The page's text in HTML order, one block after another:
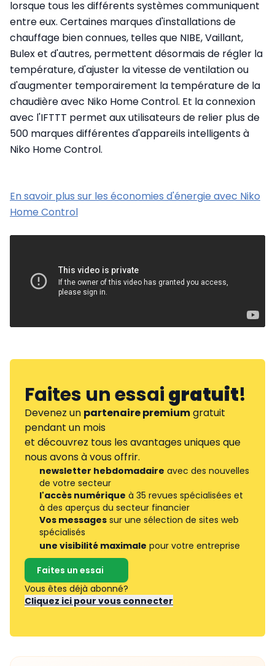
lorsque tous les différents systèmes communiquent
entre eux. Certaines marques d'installations de
chauffage bien connues, telles que NIBE, Vaillant,
Bulex et d'autres, permettent désormais de régler la
température, d'ajuster la vitesse de ventilation ou
d'augmenter temporairement la température de la
chaudière avec Niko Home Control. Et la connexion
avec l'IFTTT permet aux utilisateurs de relier plus de
500 marques différentes d'appareils intelligents à
Niko Home Control.
En savoir plus sur les économies d'énergie avec Niko
Home Control
Faites un essaigratuit!
Devenez un partenaire premiumgratuit
pendant un mois
et découvrez tous les avantages uniques que
nous avons à vous offrir.
newsletter hebdomadaire avec des nouvelles
de votre secteur
l'accès numérique à 35 revues spécialisées et
à des aperçus du secteur financier
Vos messages sur une sélection de sites web
spécialisés
une visibilité maximale pour votre entreprise
Faites un essai
Vous êtes déjà abonné?
Cliquez ici pour vous connecter